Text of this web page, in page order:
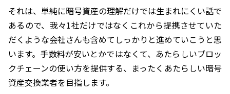
それは、単純に暗号資産の理解だけでは生まれにくい話で
あるので、我々1社だけではなくこれから提携させていた
だくような会社さんも含めてしっかりと進めていこうと思
います。手数料が安いとかではなくて、あたらしいブロッ
クチェーンの使い方を提供する、まったくあたらしい暗号
資産交換業者を目指します。